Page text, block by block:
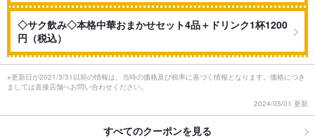
◇サク飲み◇本格中華おまかせセット4品＋ドリンク1杯1200
円（税込）
※更新日が2021/3/31以前の情報は、当時の価格及び税率に基づく情報となります。価格につき
ましては直接店舗へお問い合わせください。
2024/05/01 更新
すべてのクーポンを見る